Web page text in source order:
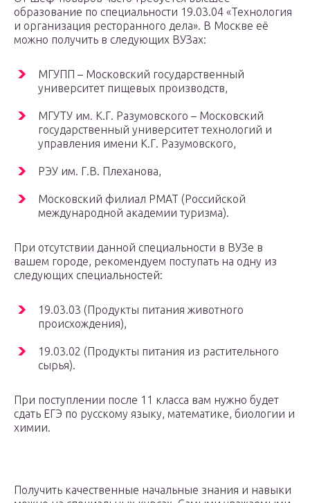
образование по специальности 19.03.04 «Технология
и организация ресторанного дела». В Москве её
можно получить в следующих ВУЗах:
МГУПП – Московский государственный
университет пищевых производств,
МГУТУ им. К.Г. Разумовского – Московский
государственный университет технологий и
управления имени К.Г. Разумовского,
РЭУ им. Г.В. Плеханова,
Московский филиал РМАТ (Российской
международной академии туризма).
При отсутствии данной специальности в ВУЗе в
вашем городе, рекомендуем поступать на одну из
следующих специальностей:
19.03.03 (Продукты питания животного
происхождения),
19.03.02 (Продукты питания из растительного
сырья).
При поступлении после 11 класса вам нужно будет
сдать ЕГЭ по русскому языку, математике, биологии и
химии.
Получить качественные начальные знания и навыки